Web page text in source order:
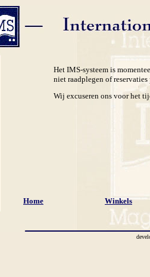
Het IMS-systeem is
niet raadplegen of reservaties
Wij excuseren ons voor het
Home Winkels